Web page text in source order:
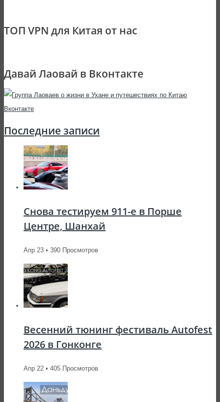
ТОП VPN для Китая от нас
Давай Лаовай в Вконтакте
Последние записи
Снова тестируем 911-е в Порше
Центре, Шанхай
Апр 23 • 390 Просмотров
Весенний тюнинг фестиваль Autofest
2026 в Гонконге
Апр 22 • 405 Просмотров